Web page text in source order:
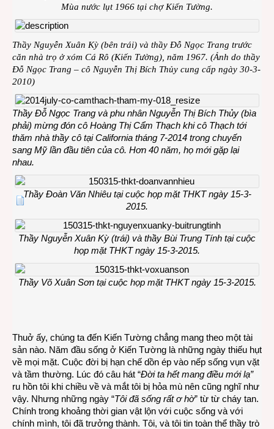
Mùa nước lụt 1966 tại chợ Kiến Tường.
Thầy Nguyễn Xuân Kỳ (bên trái) và thầy Đỗ Ngọc Trang trước
căn nhà trọ ở xóm Cá Rô (Kiến Tường), năm 1967. (Ảnh do thầy
Đỗ Ngọc Trang – cô Nguyễn Thị Bích Thủy cung cấp ngày 30-3-
2010)
Thầy Đỗ Ngọc Trang và phu nhân Nguyễn Thị Bích Thủy (bìa
phải) mừng đón cô Hoàng Thị Cẩm Thạch khi cô Thạch tới
thăm nhà thầy cô tại California tháng 7-2014 trong chuyến
sang Mỹ lần đầu tiên của cô. Hơn 40 năm, họ mới gặp lại
nhau.
Thầy Đoàn Văn Nhiêu tại cuộc họp mặt THKT ngày 15-3-
2015.
Thầy Nguyễn Xuân Kỳ (trái) và thầy Bùi Trung Tính tại cuộc
họp mặt THKT ngày 15-3-2015.
Thầy Võ Xuân Sơn tại cuộc họp mặt THKT ngày 15-3-2015.
Thuở ấy, chúng ta đến Kiến Tường chẳng mang theo một tài
sản nào. Năm đầu sống ở Kiến Tường là những ngày thiếu hụt
về mọi mặt. Cuộc đời bị hạn chế dồn ép vào nếp sống vụn vặt
và tầm thường. Lúc đó câu hát “Đời ta hết mang điều mới lạ”
ru hồn tôi khi chiều về và mắt tôi bị hỏa mù nên cũng nghĩ như
vậy. Nhưng những ngày “Tôi đã sống rất ơ hờ” từ từ cháy tan.
Chính trong khoảng thời gian vật lộn với cuộc sống và với
chính mình, tôi đã trưởng thành. Tôi, và tôi tin toàn thể thầy trò